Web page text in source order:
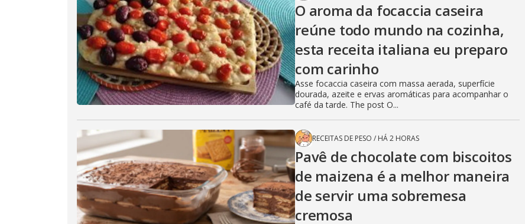
O aroma da focaccia caseira
reúne todo mundo na cozinha,
esta receita italiana eu preparo
com carinho
Asse focaccia caseira com massa aerada, superfície
dourada, azeite e ervas aromáticas para acompanhar o
café da tarde. The post O...
RECEITAS DE PESO / HÁ 2 HORAS
Pavê de chocolate com biscoitos
de maizena é a melhor maneira
de servir uma sobremesa
cremosa